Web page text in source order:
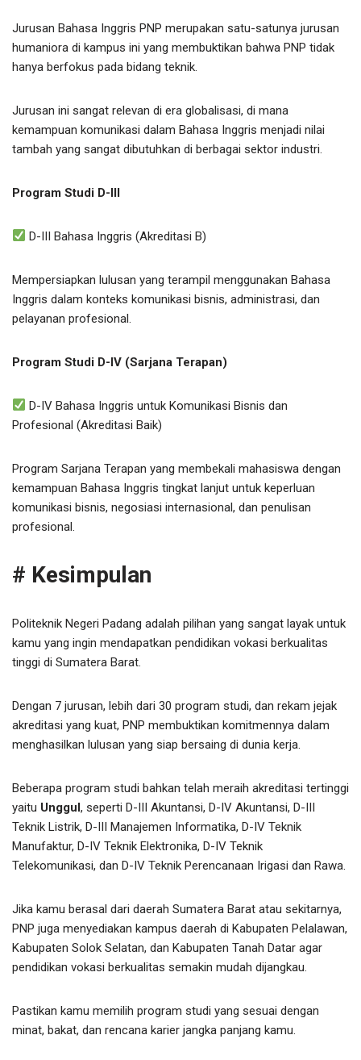
Jurusan Bahasa Inggris PNP merupakan satu-satunya jurusan
humaniora di kampus ini yang membuktikan bahwa PNP tidak
hanya berfokus pada bidang teknik.
Jurusan ini sangat relevan di era globalisasi, di mana
kemampuan komunikasi dalam Bahasa Inggris menjadi nilai
tambah yang sangat dibutuhkan di berbagai sektor industri.
Program Studi D-III
D-III Bahasa Inggris (Akreditasi B)
Mempersiapkan lulusan yang terampil menggunakan Bahasa
Inggris dalam konteks komunikasi bisnis, administrasi, dan
pelayanan profesional.
Program Studi D-IV (Sarjana Terapan)
D-IV Bahasa Inggris untuk Komunikasi Bisnis dan
Profesional (Akreditasi Baik)
Program Sarjana Terapan yang membekali mahasiswa dengan
kemampuan Bahasa Inggris tingkat lanjut untuk keperluan
komunikasi bisnis, negosiasi internasional, dan penulisan
profesional.
# Kesimpulan
Politeknik Negeri Padang adalah pilihan yang sangat layak untuk
kamu yang ingin mendapatkan pendidikan vokasi berkualitas
tinggi di Sumatera Barat.
Dengan 7 jurusan, lebih dari 30 program studi, dan rekam jejak
akreditasi yang kuat, PNP membuktikan komitmennya dalam
menghasilkan lulusan yang siap bersaing di dunia kerja.
Beberapa program studi bahkan telah meraih akreditasi tertinggi
yaitu Unggul, seperti D-III Akuntansi, D-IV Akuntansi, D-III
Teknik Listrik, D-III Manajemen Informatika, D-IV Teknik
Manufaktur, D-IV Teknik Elektronika, D-IV Teknik
Telekomunikasi, dan D-IV Teknik Perencanaan Irigasi dan Rawa.
Jika kamu berasal dari daerah Sumatera Barat atau sekitarnya,
PNP juga menyediakan kampus daerah di Kabupaten Pelalawan,
Kabupaten Solok Selatan, dan Kabupaten Tanah Datar agar
pendidikan vokasi berkualitas semakin mudah dijangkau.
Pastikan kamu memilih program studi yang sesuai dengan
minat, bakat, dan rencana karier jangka panjang kamu.